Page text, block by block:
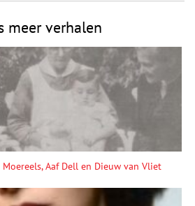
meer verhalen
Aaf Dell en Dieuw van Vliet